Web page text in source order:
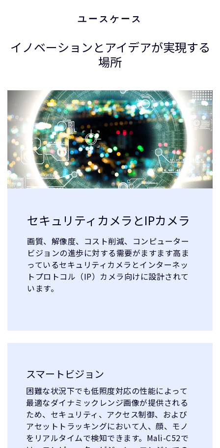
ユースケース
イノベーションとアイデアが実現する
場所
セキュリティカメラとIPカメラ
画質、解像度、コスト削減、コンピューター
ビジョンの進歩に対する需要がますます高ま
っているセキュリティカメラとインターネッ
トプロトコル（IP）カメラ向けに設計されて
います。
スマートビジョン
困難な状況下でも低照度対応の性能によって
最適なダイナミックレンジ画像が提供される
ため、セキュリティ、アクセス制御、および
アセットトラッキングにおいて人、顔、モノ
をリアルタイムで検知できます。Mali-C52で